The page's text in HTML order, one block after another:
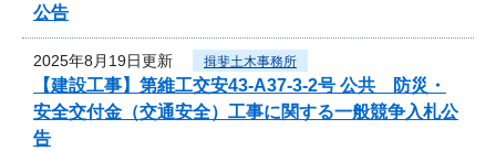
公告
2025年8月19日更新 揖斐土木事務所
【建設工事】第維工交安43-A37-3-2号 公共 防災・
安全交付金（交通安全）工事に関する一般競争入札公
告